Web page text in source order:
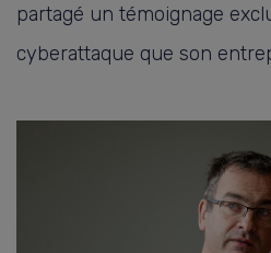
partagé un témoignage
cyberattaque que son